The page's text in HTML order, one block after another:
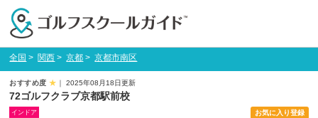
全国 > 関西 > 京都 > 京都市南区
おすすめ度 ★ ｜ 2025年08月18日更新
72ゴルフクラブ京都駅前校
インドア お気に入り登録